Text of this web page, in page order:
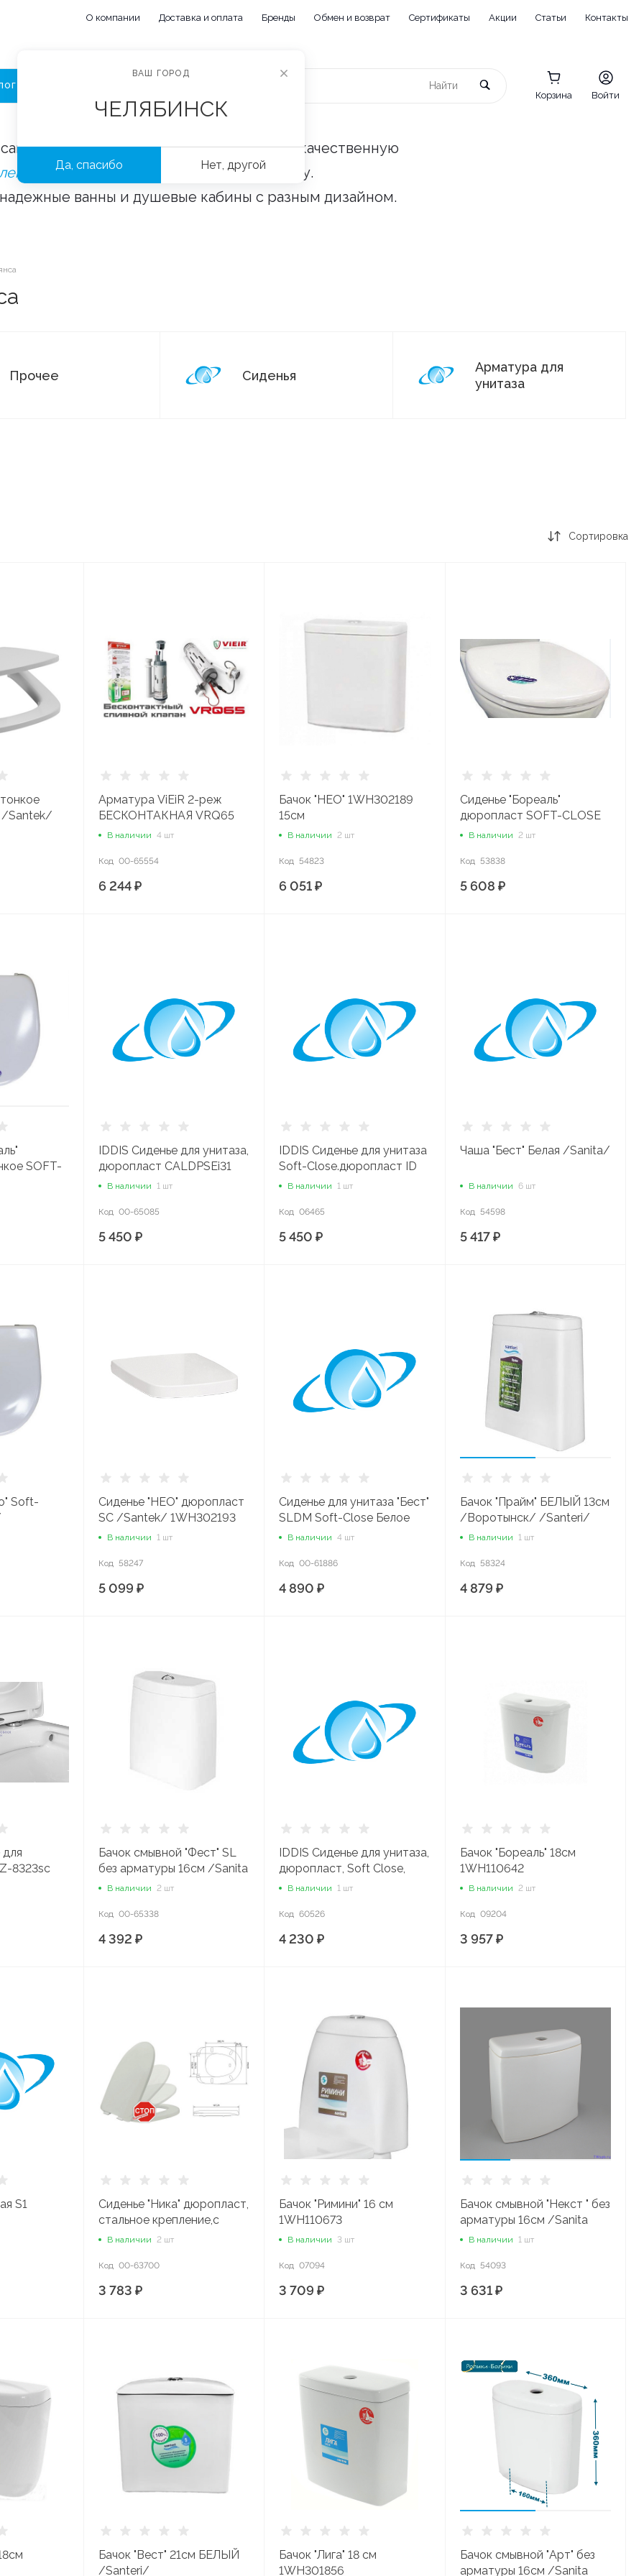
О компании Доставка и оплата Бренды Обмен и возврат Сертификаты Акции Статьи Контакты
Корзина Войти
«Сантехорбита» вы можете купить качественную
и аксессуары
оптом и в розницу.
ванны и душевые кабины с разным дизайном.
Прочее Сиденья
Арматура для
унитаза
Сортировка
/Santek/
Арматура ViEiR 2-реж
БЕСКОНТАКНАЯ VRQ65
(1/20)
В наличии 4 шт
Код 00-65554
6 244 ₽
Бачок "НЕО" 1WH302189
15см
В наличии 2 шт
Код 54823
6 051 ₽
Сиденье "Бореаль"
дюропласт SOFT-CLOSE
/Santek/ 1WH302050
В наличии 2 шт
Код 53838
5 608 ₽
SOFT-
IDDIS Сиденье для унитаза,
дюропласт CALDPSEi31
В наличии 1 шт
Код 00-65085
5 450 ₽
IDDIS Сиденье для унитаза
Soft-Close.дюропласт ID
126 Dp Sc
В наличии 1 шт
Код 06465
5 450 ₽
Чаша "Бест" Белая /Sanita/
В наличии 6 шт
Код 54598
5 417 ₽
Soft-
Сиденье "НЕО" дюропласт
SC /Santek/ 1WH302193
В наличии 1 шт
Код 58247
5 099 ₽
Сиденье для унитаза "Бест"
SLDM Soft-Close Белое
/SanitaLux/
В наличии 4 шт
Код 00-61886
4 890 ₽
Бачок "Прайм" БЕЛЫЙ 13см
/Воротынск/ /Santeri/
В наличии 1 шт
Код 58324
4 879 ₽
8323sc
Бачок смывной "Фест" SL
без арматуры 16см /Sanita
LUX/
В наличии 2 шт
Код 00-65338
4 392 ₽
IDDIS Сиденье для унитаза,
дюропласт, Soft Close,
Easy Fix 003DPSEi31
В наличии 1 шт
Код 60526
4 230 ₽
Бачок "Бореаль" 18см
1WH110642
В наличии 2 шт
Код 09204
3 957 ₽
S1
Сиденье "Ника" дюропласт,
стальное крепление,с
микролифтом, белое
В наличии 2 шт
Код 00-63700
3 783 ₽
Бачок "Римини" 16 см
1WH110673
В наличии 3 шт
Код 07094
3 709 ₽
Бачок смывной "Некст " без
арматуры 16см /Sanita
LUX/
В наличии 1 шт
Код 54093
3 631 ₽
Бачок "Вест" 21см БЕЛЫЙ
/Santeri/
Бачок "Лига" 18 см
1WH301856
Бачок смывной "Арт" без
арматуры 16см /Sanita
ВАШ ГОРОД
ЧЕЛЯБИНСК
Да, спасибо Нет, другой